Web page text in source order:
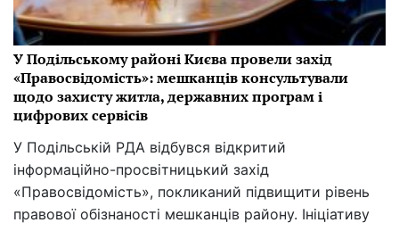
У Подільському районі Києва провели захід
«Правосвідомість»: мешканців консультували
щодо захисту житла, державних програм і
цифрових сервісів
У Подільській РДА відбувся відкритий
інформаційно-просвітницький захід
«Правосвідомість», покликаний підвищити рівень
правової обізнаності мешканців району. Ініціативу